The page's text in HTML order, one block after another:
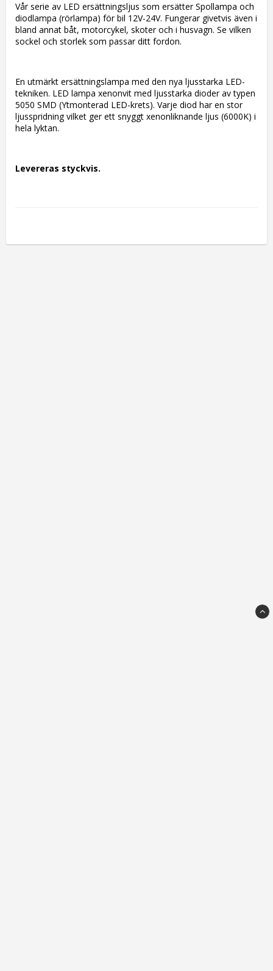
Vår serie av LED ersättningsljus som ersätter Spollampa och
diodlampa (rörlampa) för bil 12V-24V. Fungerar givetvis även i
bland annat båt, motorcykel, skoter och i husvagn. Se vilken
sockel och storlek som passar ditt fordon.
En utmärkt ersättningslampa med den nya ljusstarka LED-
tekniken. LED lampa xenonvit med ljusstarka dioder av typen
5050 SMD (Ytmonterad LED-krets). Varje diod har en stor
ljusspridning vilket ger ett snyggt xenonliknande ljus (6000K) i
hela lyktan.
Levereras styckvis.